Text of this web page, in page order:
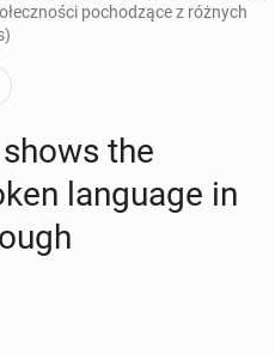
pochodzące z różnych
the
lan­guage in